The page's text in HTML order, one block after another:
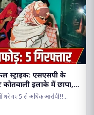
स्ट्राइक: एसएसपी के
इलाके में छापा,
धरे गए 5 से अधिक आरोपी!!...